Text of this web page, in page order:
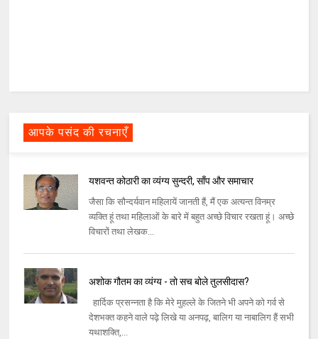
आपके पसंद की रचनाएँ
यशवन्त कोठारी का व्यंग्य सुन्दरी, साँप और समाचार
जैसा कि सौन्दर्यवान महिलायें जानती हैं, मैं एक अत्यन्त विनम्र
व्यक्ति हूं तथा महिलाओं के बारे में बहुत अच्छे विचार रखता हूं। अच्छे
विचारों तथा लेखक...
अशोक गौतम का व्‍यंग्‍य - तो सच बोले तुलसीदास?
हार्दिक प्रसन्‍नता है कि मेरे मुहल्‍ले के जितने भी अपने को गर्व से
देशभक्त कहने वाले पढ़े लिखे या अनपढ़, बालिग या नाबालिग हैं सभी
यथाशक्ति,...